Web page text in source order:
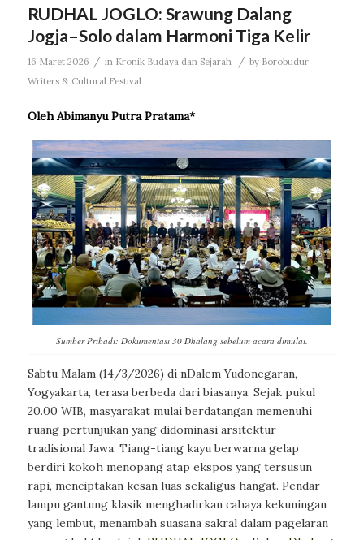
RUDHAL JOGLO: Srawung Dalang
Jogja–Solo dalam Harmoni Tiga Kelir
16 Maret 2026 / in Kronik Budaya dan Sejarah / by Borobudur
Writers & Cultural Festival
Oleh Abimanyu Putra Pratama*
Sumber Pribadi: Dokumentasi 30 Dhalang sebelum acara dimulai.
Sabtu Malam (14/3/2026) di nDalem Yudonegaran,
Yogyakarta, terasa berbeda dari biasanya. Sejak pukul
20.00 WIB, masyarakat mulai berdatangan memenuhi
ruang pertunjukan yang didominasi arsitektur
tradisional Jawa. Tiang-tiang kayu berwarna gelap
berdiri kokoh menopang atap ekspos yang tersusun
rapi, menciptakan kesan luas sekaligus hangat. Pendar
lampu gantung klasik menghadirkan cahaya kekuningan
yang lembut, menambah suasana sakral dalam pagelaran